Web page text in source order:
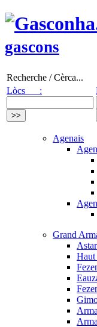
gascons
Recherche / Cèrca...
Lòcs :
Agenais
Grand
Haut